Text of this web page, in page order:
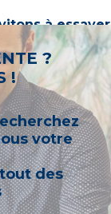
à essayer
un « métier ».
?
!
votre
des